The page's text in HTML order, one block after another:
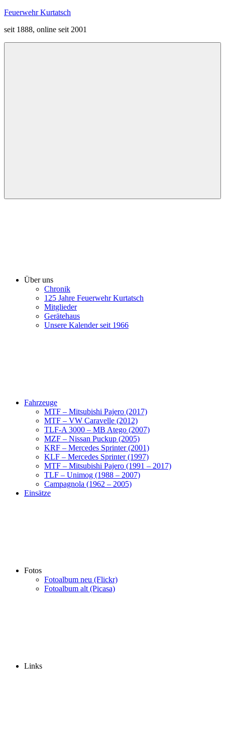
Zum
springen
Feuerwehr Kurtatsch
seit 1888, online seit 2001
Über uns
Chronik
125 Jahre Feuerwehr Kurtatsch
Mitglieder
Gerätehaus
Unsere Kalender seit 1966
Fahrzeuge
MTF – Mitsubishi Pajero (2017)
MTF – VW Caravelle (2012)
TLF-A 3000 – MB Atego (2007)
MZF – Nissan Puckup (2005)
KRF – Mercedes Sprinter (2001)
KLF – Mercedes Sprinter (1997)
MTF – Mitsubishi Pajero (1991 – 2017)
TLF – Unimog (1988 – 2007)
Campagnola (1962 – 2005)
Einsätze
Fotos
Fotoalbum neu (Flickr)
Fotoalbum alt (Picasa)
Links